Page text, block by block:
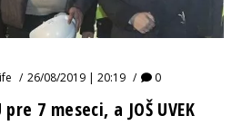
26/08/2019 | 20:19 0
pre 7 meseci, a JOŠ UVEK